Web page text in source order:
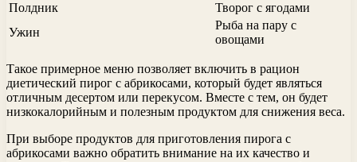
Полдник
Творог с ягодами
Ужин
Рыба на пару с
овощами
Такое примерное меню позволяет включить в рацион
диетический пирог с абрикосами, который будет являться
отличным десертом или перекусом. Вместе с тем, он будет
низкокалорийным и полезным продуктом для снижения веса.
При выборе продуктов для приготовления пирога с
абрикосами важно обратить внимание на их качество и